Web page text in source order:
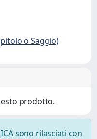
o Saggio)
prodotto.
sono rilasciati con